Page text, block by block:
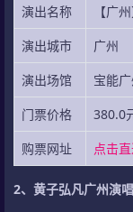
演出名称
【广
演出城市
广州
演出场馆
宝能
门票价格
380.0
购票网址
点击
2、黄子弘凡广州演